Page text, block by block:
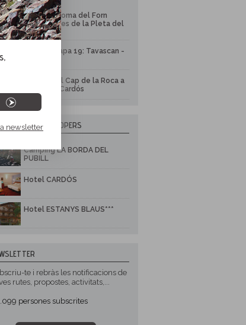
newsletter
Pic de la Coma del Forn
(2.685m) des de la Pleta del
Prat
GR 11 - Etapa 19: Tavascan -
Mirador del Cap de la Roca a
Esterri de Cardós
PROPERS
Càmping LA BORDA DEL
PUBILL
Hotel CARDÓS
Hotel ESTANYS BLAUS***
te i rebràs les notificacions de
rutes, propostes, activitats,...
persones subscrites